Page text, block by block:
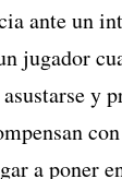
ante un
jugador
y
a poner